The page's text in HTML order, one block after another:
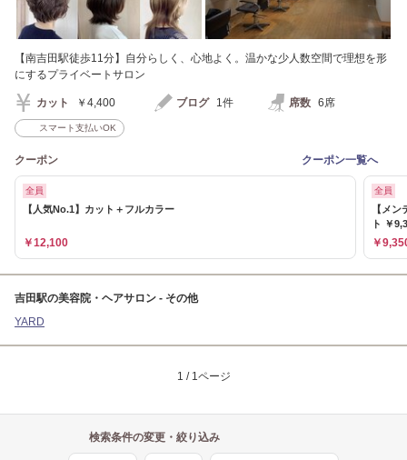
【南吉田駅徒歩11分】自分らしく、心地よく。温かな少人数空間で理想を形
にするプライベートサロン
カット ￥4,400 ブログ 1件 席数 6席
スマート支払いOK
クーポン クーポン一覧へ
全員
【人気No.1】カット＋フルカラー
￥12,100
全員
【メ
ト ￥
￥
吉田駅の美容院・ヘアサロン - その他
YARD
1 / 1ページ
検索条件の変更・絞り込み